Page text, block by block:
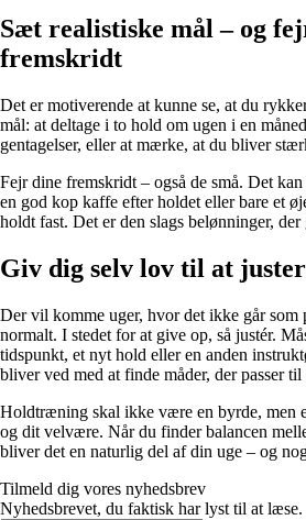
Sæt realistiske mål – og
fremskridt
Det er motiverende at kunne se, at du
mål: at deltage i to hold om ugen i en
gentagelser, eller at mærke, at du bliver
Fejr dine fremskridt – også de små. Det
en god kop kaffe efter holdet eller bare et
holdt fast. Det er den slags belønninger,
Giv dig selv lov til at
Der vil komme uger, hvor det ikke går som
normalt. I stedet for at give op, så justér.
tidspunkt, et nyt hold eller en anden
bliver ved med at finde måder, der passer
Holdtræning skal ikke være en byrde, men
og dit velvære. Når du finder balancen
bliver det en naturlig del af din uge – og
Tilmeld dig vores nyhedsbrev
Nyhedsbrevet, du faktisk har lyst til at læse.